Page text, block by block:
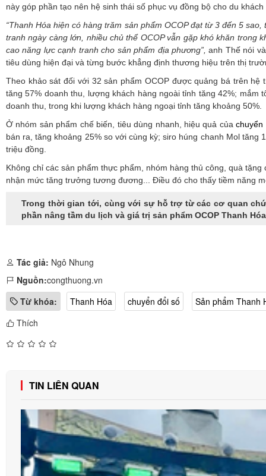
này góp phần tạo nên hệ sinh thái số phục vụ đồng bộ cho du
“Thanh Hóa hiện có hàng trăm sản phẩm OCOP đạt từ 3 đến 5
tranh ngày càng lớn, nhiều chủ thể OCOP vẫn gặp khó khăn
cao năng lực cạnh tranh cho sản phẩm địa phương”, anh Thế nói
tiêu dùng hiện đại và từng bước khẳng định thương hiệu trên thị
Theo khảo sát đối với 32 sản phẩm OCOP được quảng bá trên
tăng 57% doanh thu, lượng khách hàng ngoài tỉnh tăng 42%;
doanh thu, trong khi lượng khách hàng ngoại tỉnh tăng khoảng 50%.
Ở nhóm sản phẩm chế biến, tiêu dùng nhanh, hiệu quả củachuyển
bán ra, tăng khoảng 25% so với cùng kỳ; siro húng chanh Mol
triệu đồng.
Không chỉ các sản phẩm thực phẩm, nhóm hàng thủ công, quà
nhận mức tăng trưởng tương đương... Điều đó cho thấy tiềm năng
Trong thời gian tới, cùng với sự hỗ trợ từ các cơ quan
phần nâng tầm du lịch và giá trị sản phẩm OCOP Thanh
Tác giả: Ngô Nhung
Nguồn:congthuong.vn
Từ khóa:
Thanh Hóa chuyển đổi số
Sản phẩm Thanh
Thích
TIN LIÊN QUAN